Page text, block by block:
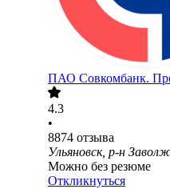
ПАО Совкомбанк.
4.3
•
8874 отзыва
Ульяновск, р-н
Можно без резюме
Откликнуться